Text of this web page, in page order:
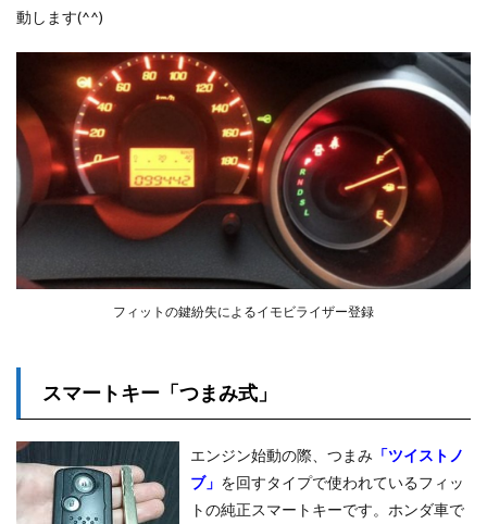
動します(^^)
フィットの鍵紛失によるイモビライザー登録
スマートキー「つまみ式」
エンジン始動の際、つまみ 「ツイストノ
ブ」 を回すタイプで使われているフィッ
トの純正スマートキーです。ホンダ車で